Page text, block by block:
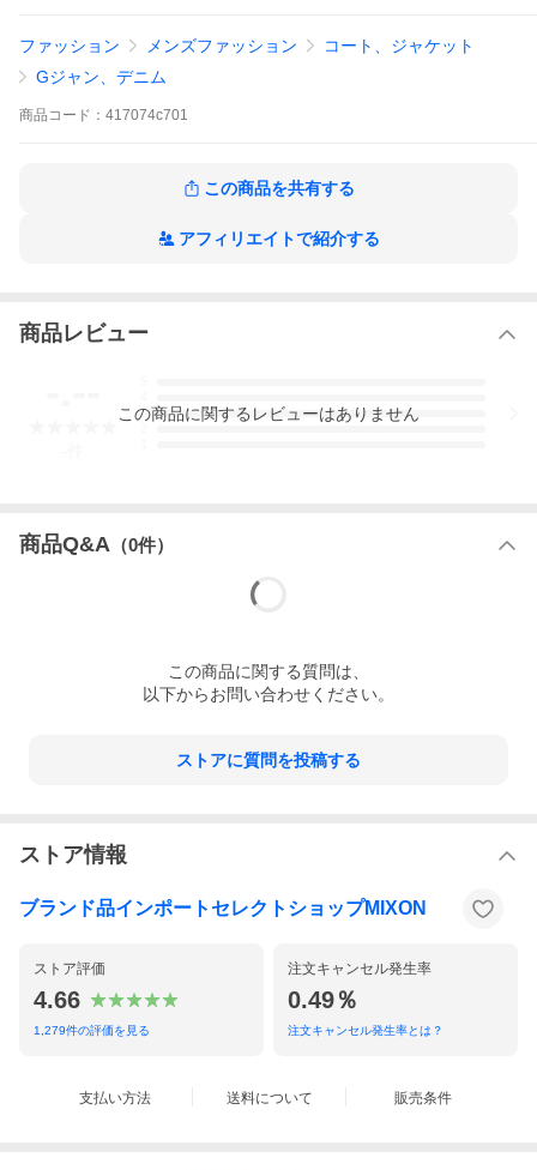
当店は他店舗と在庫を共有しています関係で、在庫有りの表示が
ある商品でもご注文後に在庫切れが生じることがございます。
これらを予めご了承いただいた上お求め下さい。
■検索キー ： AC7B B1C C1D D4E E06F
ファッション メンズファッション
コート、ジャケット
Gジャン、デニム
商品 コード： 417074c701
この商品を共有する
アフィリエイトで紹介する
商品レビュー
3
この商品に関するレビューはありません
商品Q&A （0件）
この商品に関する質問は、
以下からお問い合わせください。
ストアに質問を投稿する
ストア情報
ブランド品インポートセレクトショップMIXON
ストア評価
4.66
1,279件の評価を見る
注文キャンセル発生率
0.49％
注文キャンセル発生率とは？
支払い方法 送料について 販売条件